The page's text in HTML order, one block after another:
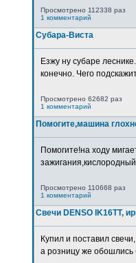
Просмотрено 112338 раз
1 комментарий
Субара-Виста
Езжу ну субаре
конечно. Чего
Просмотрено 62682 раз
1 комментарий
Помогите,машина
Помогите!на ходу
Просмотрено 110668 раз
1 комментарий
Свечи DENSO IK16TT,
Купил и поставил
а розницу же обошлись